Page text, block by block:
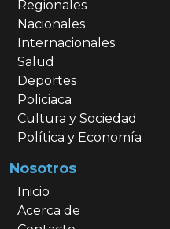
Regionales
Nacionales
Internacionales
Salud
Deportes
Policiaca
Cultura y Sociedad
Política y Economía
Nosotros
Inicio
Acerca de